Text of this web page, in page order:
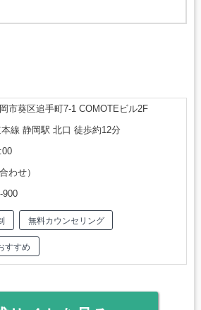
市葵区追手町7-1 COMOTEビル2F
線 静岡駅 北口 徒歩約12分
わせ）
900
無料カウンセリング
すすめ